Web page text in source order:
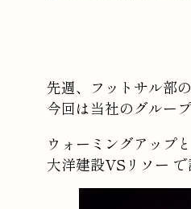
先週、フットサル部
今回は当社のグルー
ウォーミングアップ
大洋建設VSリソー